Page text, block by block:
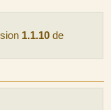
1.1.10 de